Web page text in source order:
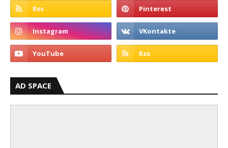
AD SPACE